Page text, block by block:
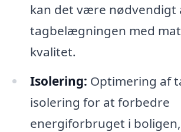
kan det være nødvendigt
tagbelægningen med
kvalitet.
Isolering: Optimering af
isolering for at forbedre
energiforbruget i